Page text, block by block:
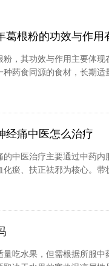
葛根粉的功效与作用
粉，其功效与作用主要体
药食同源的食材，长期适
经痛中医怎么治疗
的中医治疗主要通过中药
瘀、扶正祛邪为核心。带
量吃水果，但需根据所服